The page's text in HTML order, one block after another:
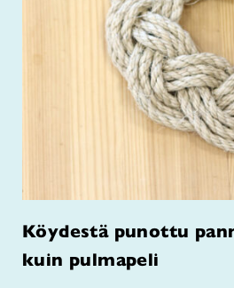
Köydestä punottu
kuin pulmapeli